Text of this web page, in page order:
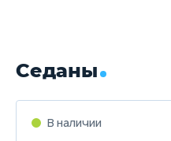
Седаны
В наличии